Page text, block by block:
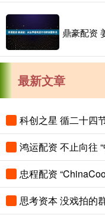
鼎豪配资
最新文章
科创之星 循二十四